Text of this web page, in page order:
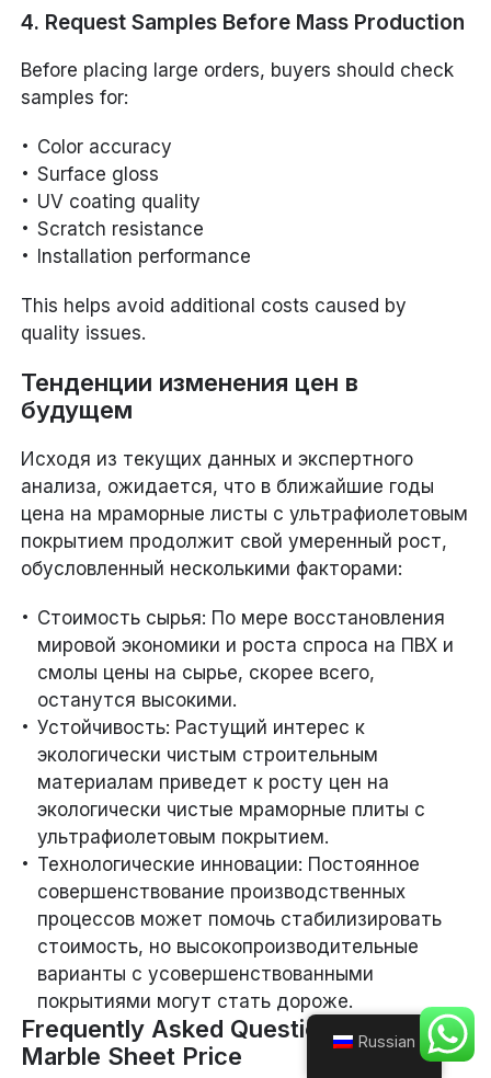
4. Request Samples Before Mass Production
Before placing large orders, buyers should check
samples for:
Color accuracy
Surface gloss
UV coating quality
Scratch resistance
Installation performance
This helps avoid additional costs caused by
quality issues.
Тенденции изменения цен в
будущем
Исходя из текущих данных и экспертного
анализа, ожидается, что в ближайшие годы
цена на мраморные листы с ультрафиолетовым
покрытием продолжит свой умеренный рост,
обусловленный несколькими факторами:
Стоимость сырья: По мере восстановления
мировой экономики и роста спроса на ПВХ и
смолы цены на сырье, скорее всего,
останутся высокими.
Устойчивость: Растущий интерес к
экологически чистым строительным
материалам приведет к росту цен на
экологически чистые мраморные плиты с
ультрафиолетовым покрытием.
Технологические инновации: Постоянное
совершенствование производственных
процессов может помочь стабилизировать
стоимость, но высокопроизводительные
варианты с усовершенствованными
покрытиями могут стать дороже.
Frequently Asked Questions About UV
Marble Sheet Price
Russian